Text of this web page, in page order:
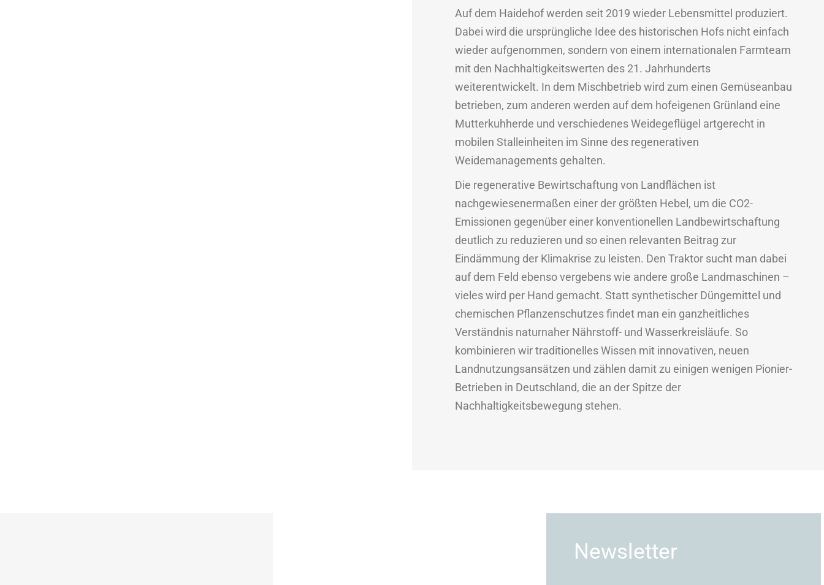
Auf dem Haidehof werden seit 2019 wieder Lebensmittel produziert.
Dabei wird die ursprüngliche Idee des historischen Hofs nicht einfach
wieder aufgenommen, sondern von einem internationalen Farmteam
mit den Nachhaltigkeitswerten des 21. Jahrhunderts
weiterentwickelt. In dem Mischbetrieb wird zum einen Gemüseanbau
betrieben, zum anderen werden auf dem hofeigenen Grünland eine
Mutterkuhherde und verschiedenes Weidegeflügel artgerecht in
mobilen Stalleinheiten im Sinne des regenerativen
Weidemanagements gehalten.
Die regenerative Bewirtschaftung von Landflächen ist
nachgewiesenermaßen einer der größten Hebel, um die CO2-
Emissionen gegenüber einer konventionellen Landbewirtschaftung
deutlich zu reduzieren und so einen relevanten Beitrag zur
Eindämmung der Klimakrise zu leisten. Den Traktor sucht man dabei
auf dem Feld ebenso vergebens wie andere große Landmaschinen –
vieles wird per Hand gemacht. Statt synthetischer Düngemittel und
chemischen Pflanzenschutzes findet man ein ganzheitliches
Verständnis naturnaher Nährstoff- und Wasserkreisläufe. So
kombinieren wir traditionelles Wissen mit innovativen, neuen
Landnutzungsansätzen und zählen damit zu einigen wenigen Pionier-
Betrieben in Deutschland, die an der Spitze der
Nachhaltigkeitsbewegung stehen.
Newsletter